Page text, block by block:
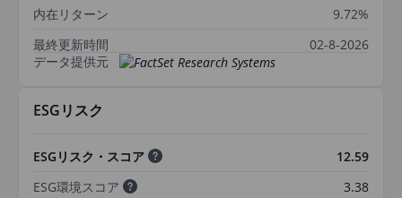
内在リターン
9.72%
最終更新時間
02-8-2026
データ提供元
ESGリスク
ESGリスク・スコア
12.59
ESG環境スコア
3.38